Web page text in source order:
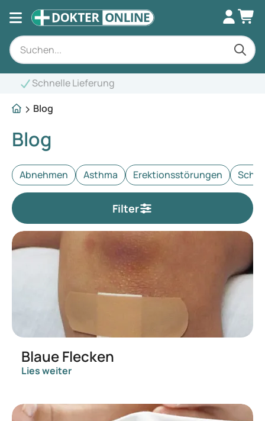
Blog
Blog
Abnehmen Asthma Erektionsstörungen
Filter
Blaue Flecken
Lies weiter